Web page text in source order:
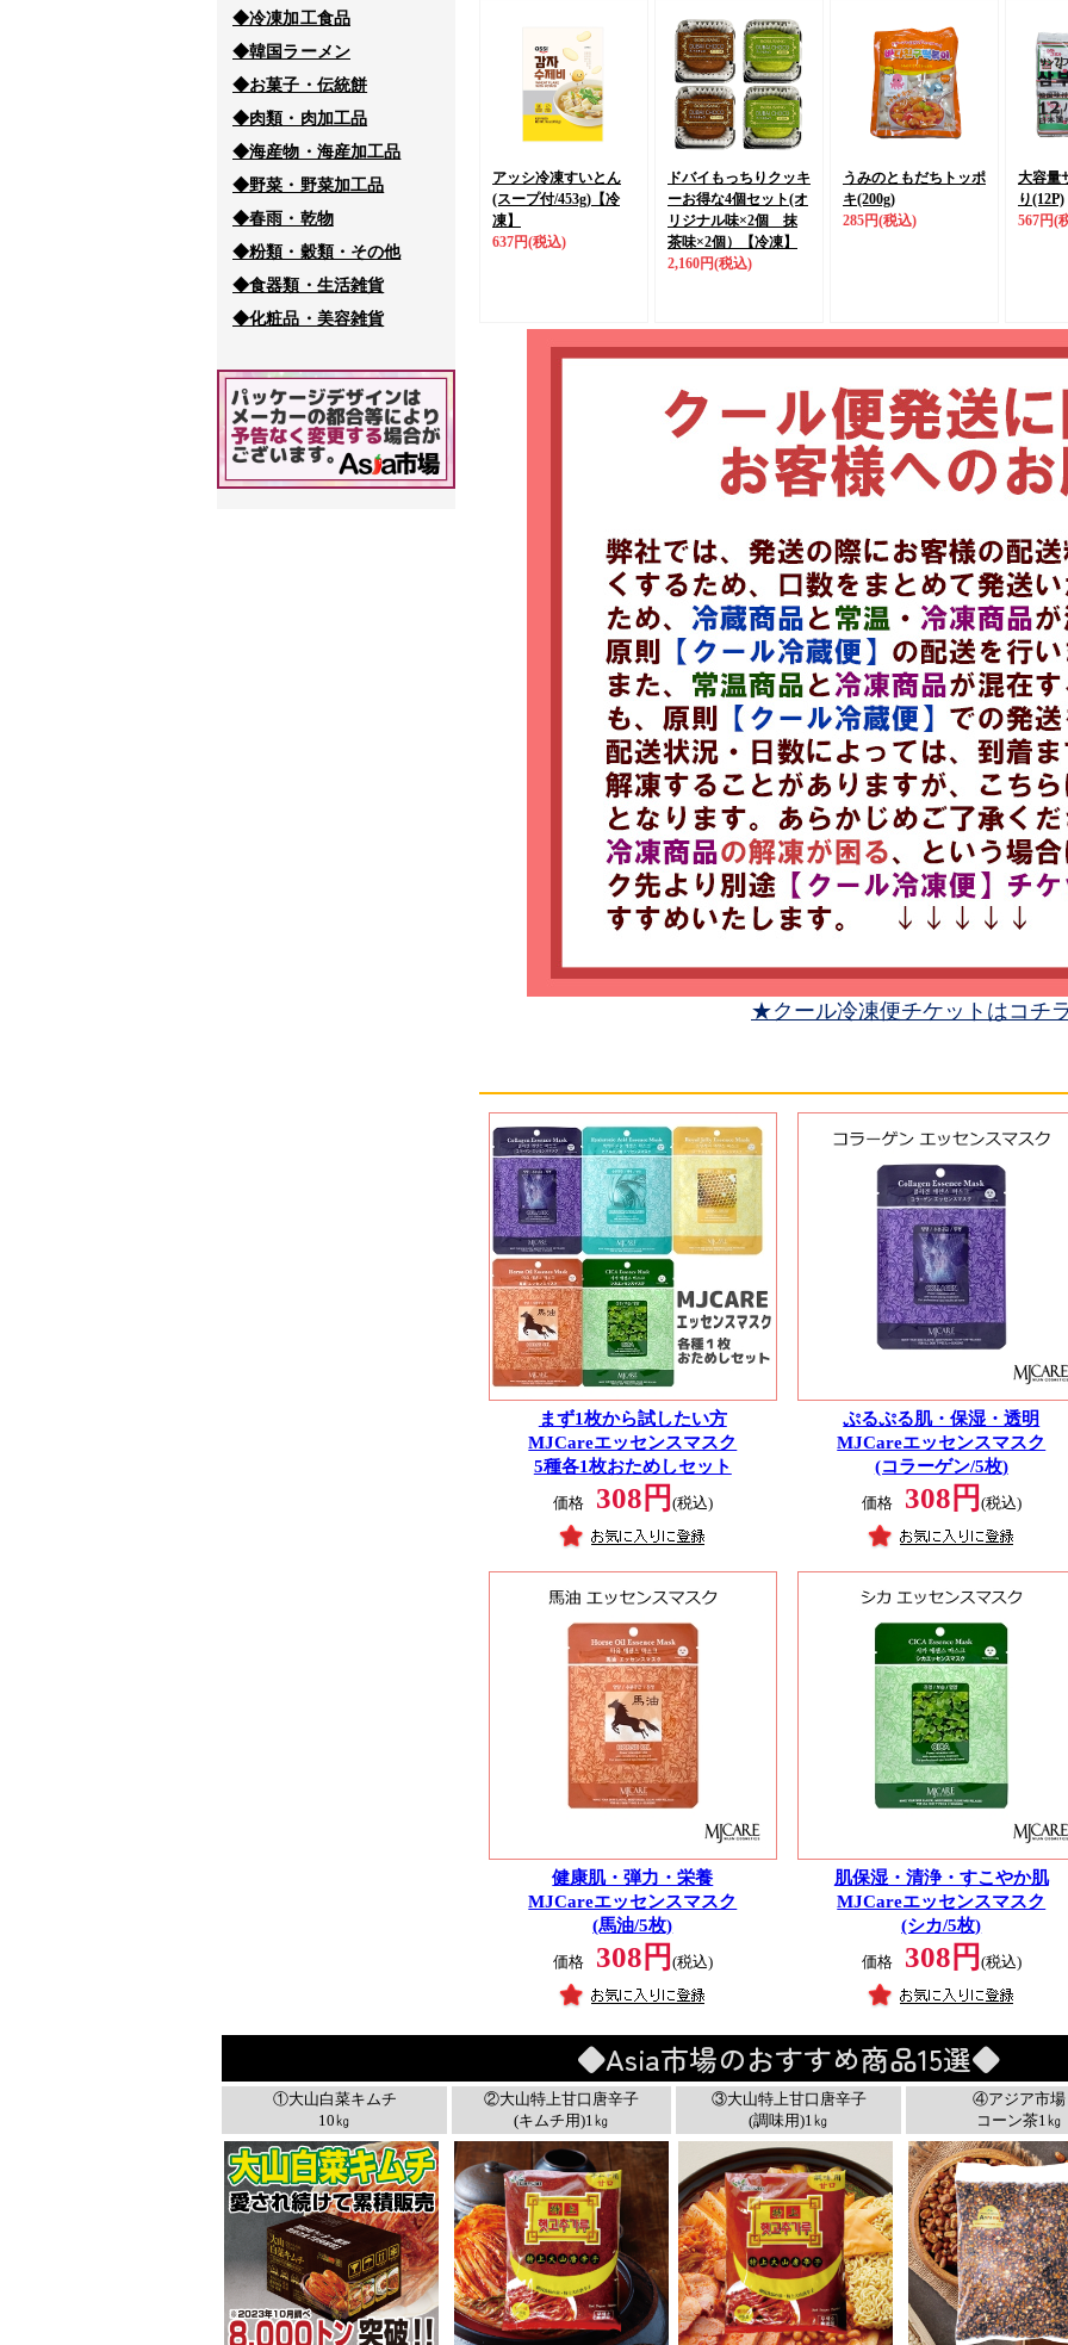
◆冷凍加工食品
◆韓国ラーメン
◆お菓子・伝統餅
◆肉類・肉加工品
◆海産物・海産加工品
◆野菜・野菜加工品
◆春雨・乾物
◆粉類・穀類・その他
◆食器類・生活雑貨
◆化粧品・美容雑貨
アッシ冷凍すいとん
(スープ付/453g) 【冷
凍】
637円(税込)
ドバイもっちりクッキ
ーお得な4個セット(オ
リジナル味×2個 抹
茶味×2個）
【冷凍】
2,160円(税込)
うみのともだちトッポ
キ(200g)
285円(税込)
大容量
り(12P)
567円(
★クール冷凍便チケットはコチ
まず1枚から試したい方
MJCareエッセンスマスク
5種各1枚おためしセット
価格 308円 (税込)
ぷるぷる肌・保湿・透明
MJCareエッセンスマスク
(コラーゲン/5枚)
価格 308円 (税込)
健康肌・弾力・栄養
MJCareエッセンスマスク
(馬油/5枚)
価格 308円 (税込)
肌保湿・清浄・すこやか肌
MJCareエッセンスマスク
(シカ/5枚)
価格 308円 (税込)